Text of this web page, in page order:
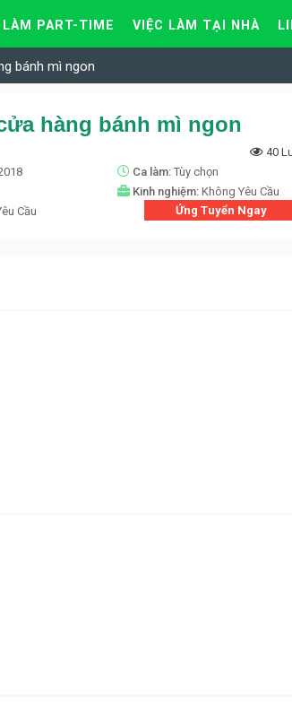
LÀM PART-TIME VIỆC LÀM TẠI NHÀ
bánh mì ngon
hàng bánh mì ngon
40
Ca làm: Tùy chọn
Kinh nghiệm: Không Yêu Cầu
Cầu Ứng Tuyển Ngay